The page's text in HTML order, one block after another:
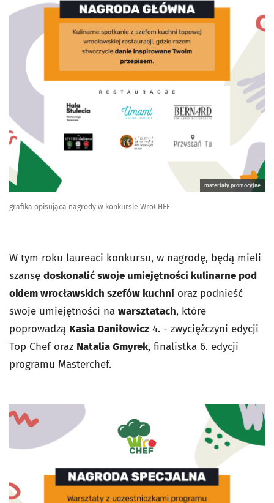
materiały promocyjne
grafika opisująca nagrody w konkursie WroCHEF
W tym roku laureaci konkursu, w nagrodę, będą mieli
szansę doskonalić swoje umiejętności kulinarne pod
okiem wrocławskich szefów kuchni oraz podnieść
swoje umiejętności na warsztatach, które
poprowadzą Kasia Daniłowicz 4. - zwyciężczyni edycji
Top Chef oraz Natalia Gmyrek, finalistka 6. edycji
programu Masterchef.